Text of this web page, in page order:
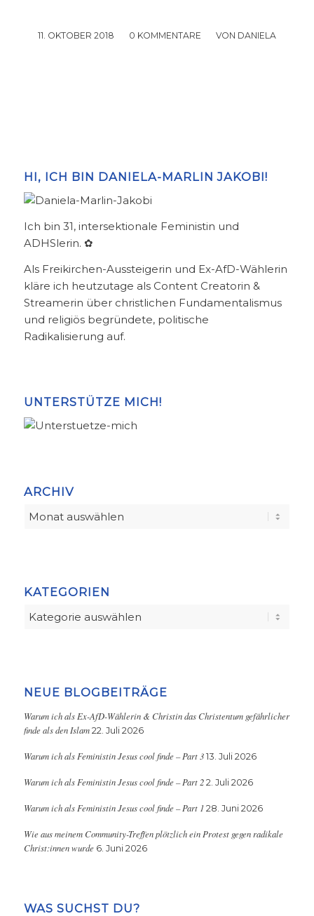
11. OKTOBER 2018
/ 0 KOMMENTARE
/ VON DANIELA
HI, ICH BIN DANIELA-MARLIN JAKOBI!
Ich bin 31, intersektionale Feministin und
ADHSlerin. ✿
Als Freikirchen-Aussteigerin und Ex-AfD-Wählerin
kläre ich heutzutage als Content Creatorin &
Streamerin über christlichen Fundamentalismus
und religiös begründete, politische
Radikalisierung auf.
UNTERSTÜTZE MICH!
ARCHIV
KATEGORIEN
Kategorien
NEUE BLOGBEITRÄGE
Warum ich als Ex-AfD-Wählerin & Christin das Christentum gefährlicher
finde als den Islam 22. Juli 2026
Warum ich als Feministin Jesus cool finde – Part 3 13. Juli 2026
Warum ich als Feministin Jesus cool finde – Part 2 2. Juli 2026
Warum ich als Feministin Jesus cool finde – Part 1 28. Juni 2026
Wie aus meinem Community-Treffen plötzlich ein Protest gegen radikale
Christ:innen wurde 6. Juni 2026
WAS SUCHST DU?